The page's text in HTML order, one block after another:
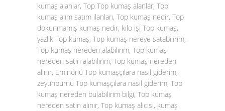
kumaş alanlar, Top Top kumaş alanlar, Top
kumaş alım satım ilanları, Top kumaş nedir, Top
dokunmamış kumaş nedir, kilo işi Top kumaş,
yazlık Top kumaş, Top kumaş nereye satabilirim,
Top kumaş nereden alabilirim, Top kumaş
nereden satın alabilirim, Top kumaş nereden
alınır, Eminönü Top kumaşçılara nasıl giderim,
zeytinburnu Top kumaşçılara nasıl giderim, Top
kumaş nereden bulabilirim bilgi, Top kumaş
nereden satın alınır, Top kumaş alıcısı, kumaş